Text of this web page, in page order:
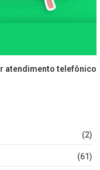
atendimento telefônico
(2)
(61)